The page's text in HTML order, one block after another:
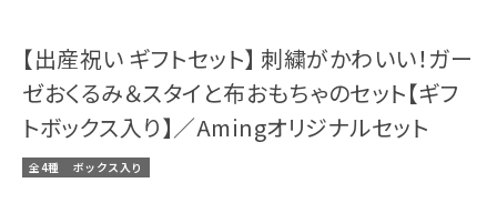
【出産祝い ギフトセット】 刺繍がかわいい！ガー
ゼおくるみ＆スタイと布おもちゃのセット【ギフ
トボックス入り】／Amingオリジナルセット
全4種 ボックス入り